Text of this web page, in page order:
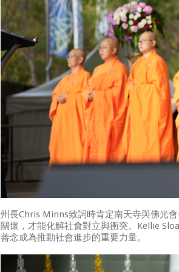
州長Chris Minns致詞時肯定南天寺與佛光
關懷，才能化解社會對立與衝突。Kellie
善念成為推動社會進步的重要力量。